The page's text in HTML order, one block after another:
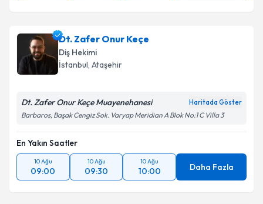
Dt. Zafer Onur Keçe
Diş Hekimi
İstanbul, Ataşehir
Dt. Zafer Onur Keçe Muayenehanesi Haritada Göster
Barbaros, Başak Cengiz Sok. Varyap Meridian A Blok No:1 C Villa 3
En Yakın Saatler
10 Ağu
09:00
10 Ağu
09:30
10 Ağu
10:00 Daha Fazla